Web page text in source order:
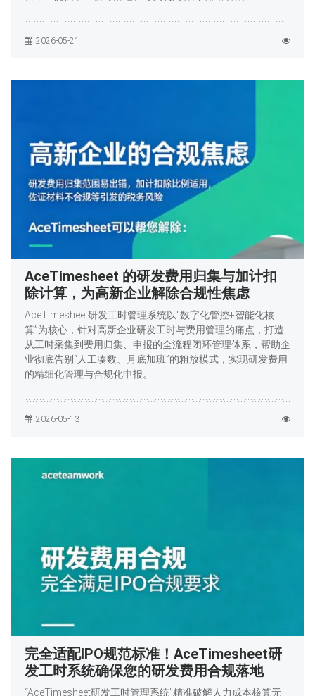
2026-05-21
AceTimesheet 的研发费用归集与加计扣
除计算，为高新企业解除合规性焦虑
AceTimesheet研发工时管理系统以“数字化管控+智能化核
算”为核心，针对高新企业研发工时与费用管理的痛点，打造
从工时采集到费用归集、申报的全流程闭环管理体系，帮助企
业彻底告别“人工凑数、月底加班”的粗放模式，实现研发费用
的精细化管理与合规化申报。
2026-05-13
完全适配IPO规范标准！AceTimesheet研
发工时系统确保您的研发费用合规落地
“AceTimesheet研发工时管理系统”精准破解人力成本核算无